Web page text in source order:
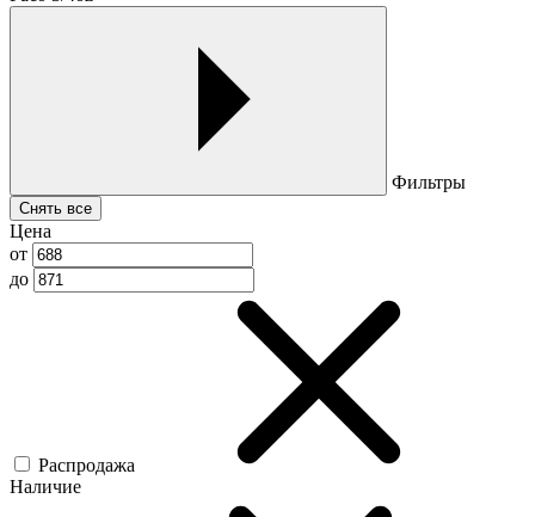
Фильтры
Снять все
Цена
от
до
Распродажа
Наличие